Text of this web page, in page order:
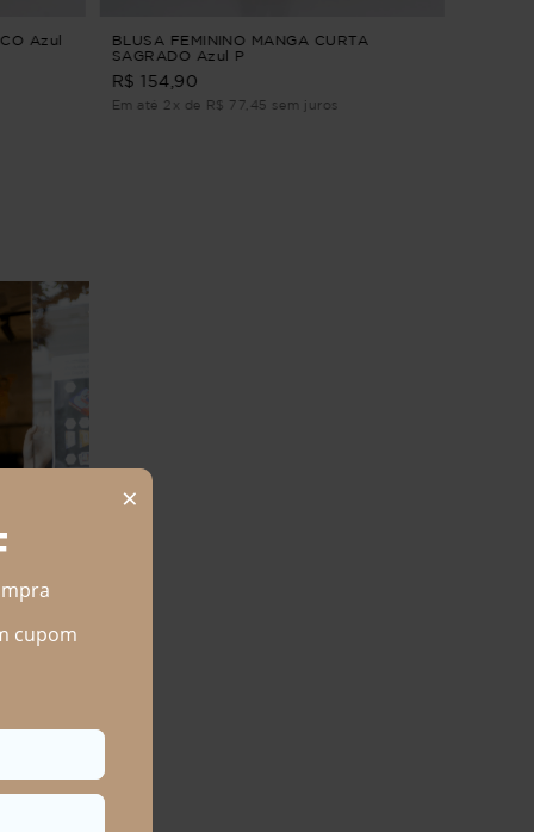
Azul
BLUSA FEMININO MANGA CURTA
SAGRADO Azul P
R$ 154,90
Em até 2x de R$ 77,45 sem juros